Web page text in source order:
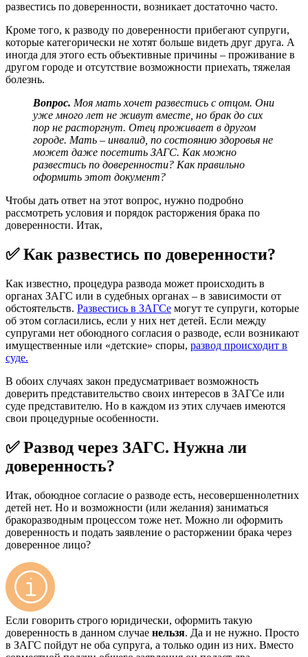
развестись по доверенности, возникает достаточно часто.
Кроме того, к разводу по доверенности прибегают супруги,
которые категорически не хотят больше видеть друг друга. А
иногда для этого есть объективные причины – проживание в
другом городе и отсутствие возможности приехать, тяжелая
болезнь.
Вопрос. Моя мать хочет развестись с отцом. Они
уже много лет не живут вместе, но брак до сих
пор не расторгнут. Отец проживает в другом
городе. Мать – инвалид, по состоянию здоровья не
может даже посетить ЗАГС. Как можно
развестись по доверенности? Как правильно
оформить этот документ?
Чтобы дать ответ на этот вопрос, нужно подробно
рассмотреть условия и порядок расторжения брака по
доверенности. Итак,
✅ Как развестись по доверенности?
Как известно, процедура развода может происходить в
органах ЗАГС или в судебных органах – в зависимости от
обстоятельств. Развестись в ЗАГСе могут те супруги, которые
об этом согласились, если у них нет детей. Если между
супругами нет обоюдного согласия о разводе, если возникают
имущественные или «детские» споры, развод происходит в
суде.
В обоих случаях закон предусматривает возможность
доверить представительство своих интересов в ЗАГСе или
суде представителю. Но в каждом из этих случаев имеются
свои процедурные особенности.
✅ Развод через ЗАГС. Нужна ли
доверенность?
Итак, обоюдное согласие о разводе есть, несовершеннолетних
детей нет. Но и возможности (или желания) заниматься
бракоразводным процессом тоже нет. Можно ли оформить
доверенность и подать заявление о расторжении брака через
доверенное лицо?
Если говорить строго юридически, оформить такую
доверенность в данном случае нельзя. Да и не нужно. Просто
в ЗАГС пойдут не оба супруга, а только один из них. Вместо